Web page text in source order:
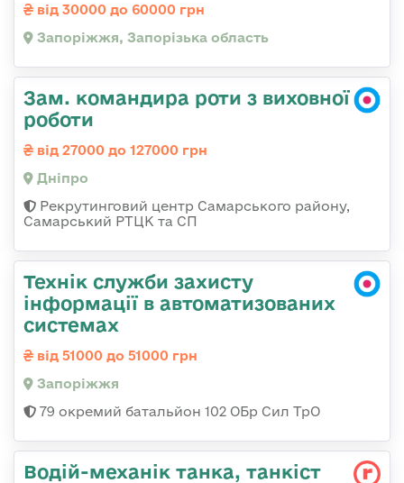
від 30000 до 60000 грн
Запоріжжя, Запорізька область
Зам. командира роти з виховної
роботи
від 27000 до 127000 грн
Дніпро
Рекрутинговий центр Самарського району,
Самарський РТЦК та СП
Технік служби захисту
інформації в автоматизованих
системах
від 51000 до 51000 грн
Запоріжжя
79 окремий батальйон 102 ОБр Сил ТрО
Водій-механік танка, танкіст